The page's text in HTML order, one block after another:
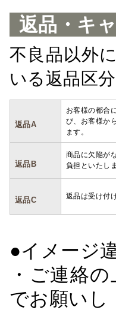
返品・キ
不良品以外
いる返品区
返品A
お客様の都合
び、お客様か
ます。
返品B
商品に欠陥が
負担といたし
返品C 返品は受け付
●イメージ
・ご連絡
でお願いし